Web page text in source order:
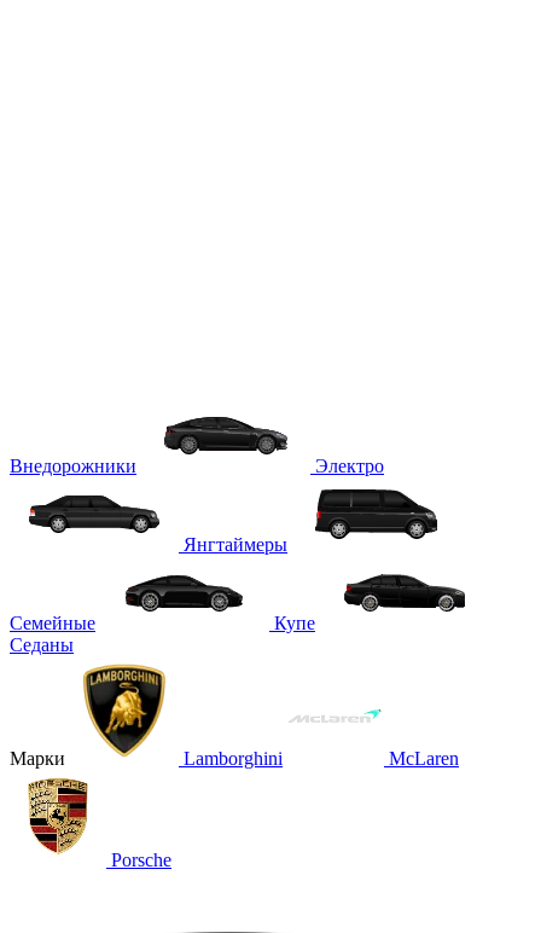
Внедорожники Электро
Янгтаймеры
Семейные
Купе
Седаны
Марки Lamborghini McLaren
Porsche